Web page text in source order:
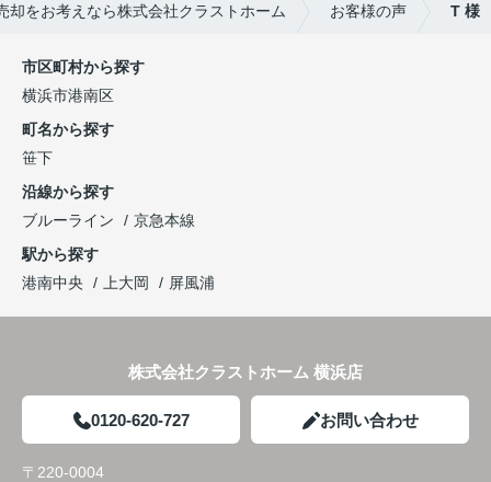
却をお考えなら株式会社クラストホーム お客様の声 T 様
市区町村から探す
横浜市港南区
町名から探す
笹下
沿線から探す
ブルーライン
京急本線
駅から探す
港南中央
上大岡 屏風浦
株式会社クラストホーム 横浜店
0120-620-727 お問い合わせ
〒220-0004